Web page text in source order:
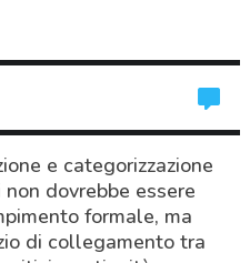
e categorizzazione
dovrebbe essere
formale, ma
di collegamento tra